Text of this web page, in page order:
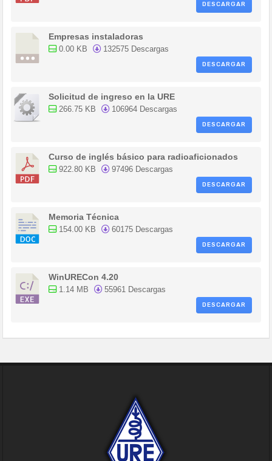
DESCARGAR
Empresas instaladoras
0.00 KB
132575 Descargas
DESCARGAR
Solicitud de ingreso en la URE
266.75 KB
106964 Descargas
DESCARGAR
Curso de inglés básico para radioaficionados
922.80 KB
97496 Descargas
DESCARGAR
Memoria Técnica
154.00 KB
60175 Descargas
DESCARGAR
WinURECon 4.20
1.14 MB
55961 Descargas
DESCARGAR